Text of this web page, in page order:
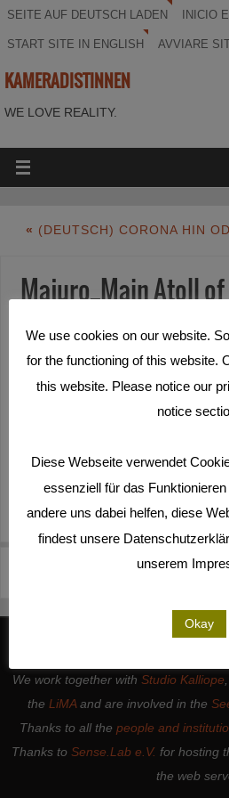
SEITE AUF DEUTSCH LADEN INICIO
START SITE IN ENGLISH AVVIARE
KAMERADISTINNEN
WE LOVE REALITY.
« (DEUTSCH) CORONA HIN
Majuro_Main Atoll of
Eunice Lopez Borero_D
We work together with Studio Kalliope
the LiMAand are involved in the
Thanks to all the people and
Thanks to Sense.Lab e.V. for hosting
the web
We use cookies on our website.
for the functioning of this website.
this website. Please notice our
notice
Diese Webseite verwendet
essenziell für das
andere uns dabei helfen, diese
findest unsere
unserem
Okay